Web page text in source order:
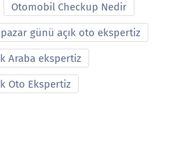
Otomobil Checkup Nedir
pazar günü açık oto ekspertiz
Araba ekspertiz
Oto Ekspertiz